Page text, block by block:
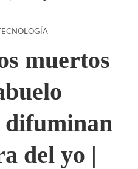
muertos
difuminan
del yo |